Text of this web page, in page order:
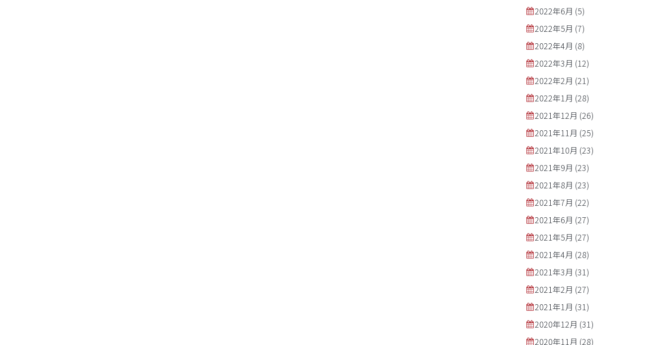
2022年6月 (5)
2022年5月 (7)
2022年4月 (8)
2022年3月 (12)
2022年2月 (21)
2022年1月 (28)
2021年12月 (26)
2021年11月 (25)
2021年10月 (23)
2021年9月 (23)
2021年8月 (23)
2021年7月 (22)
2021年6月 (27)
2021年5月 (27)
2021年4月 (28)
2021年3月 (31)
2021年2月 (27)
2021年1月 (31)
2020年12月 (31)
2020年11月 (28)